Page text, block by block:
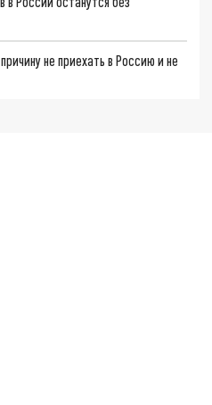
не приехать в Россию и не